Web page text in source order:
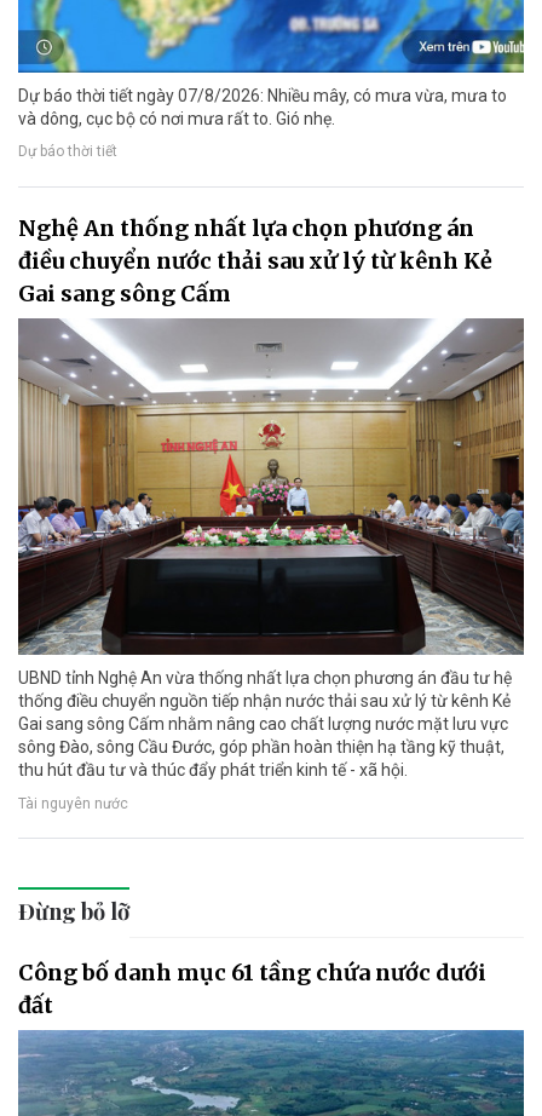
Dự báo thời tiết ngày 07/8/2026: Nhiều mây, có mưa vừa, mưa to
và dông, cục bộ có nơi mưa rất to. Gió nhẹ.
Dự báo thời tiết
Nghệ An thống nhất lựa chọn phương án
điều chuyển nước thải sau xử lý từ kênh Kẻ
Gai sang sông Cấm
UBND tỉnh Nghệ An vừa thống nhất lựa chọn phương án đầu tư hệ
thống điều chuyển nguồn tiếp nhận nước thải sau xử lý từ kênh Kẻ
Gai sang sông Cấm nhằm nâng cao chất lượng nước mặt lưu vực
sông Đào, sông Cầu Đước, góp phần hoàn thiện hạ tầng kỹ thuật,
thu hút đầu tư và thúc đẩy phát triển kinh tế - xã hội.
Tài nguyên nước
Đừng bỏ lỡ
Công bố danh mục 61 tầng chứa nước dưới
đất